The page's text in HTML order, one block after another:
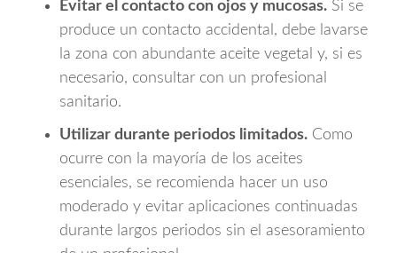
Evitar el contacto con ojos y mucosas. Si se
produce un contacto accidental, debe lavarse
la zona con abundante aceite vegetal y, si es
necesario, consultar con un profesional
sanitario.
Utilizar durante periodos limitados. Como
ocurre con la mayoría de los aceites
esenciales, se recomienda hacer un uso
moderado y evitar aplicaciones continuadas
durante largos periodos sin el asesoramiento